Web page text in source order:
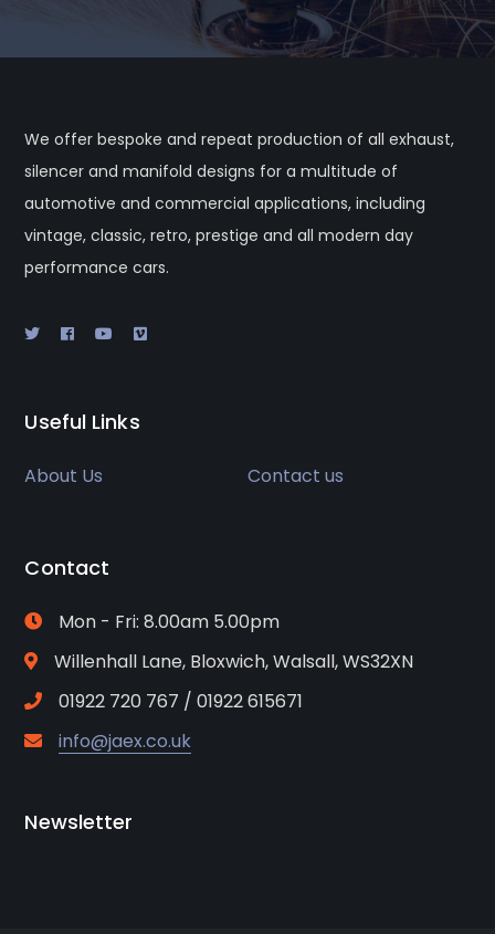
We offer bespoke and repeat production of all exhaust,
silencer and manifold designs for a multitude of
automotive and commercial applications, including
vintage, classic, retro, prestige and all modern day
performance cars.
Useful Links
About Us Contact us
Contact
Mon - Fri: 8.00am 5.00pm
Willenhall Lane, Bloxwich, Walsall, WS32XN
01922 720 767 / 01922 615671
info@jaex.co.uk
Newsletter